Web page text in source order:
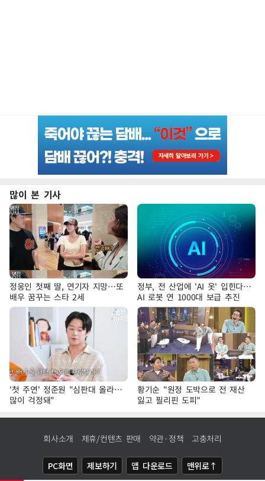
많이 본 기사
정웅인 첫째 딸, 연기자 지망…또
배우 꿈꾸는 스타 2세
정부, 전 산업에 'AI 옷' 입힌다…
AI 로봇 연 1000대 보급 추진
'첫 주연' 정준원 "심판대 올라…
많이 걱정돼"
황기순 "원정 도박으로 전 재산
잃고 필리핀 도피"
회사소개 제휴/컨텐츠 판매 약관·정책 고충처리
PC화면 제보하기 앱 다운로드 맨위로↑